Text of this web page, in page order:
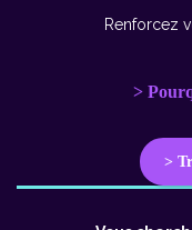
Renforcez
>
>